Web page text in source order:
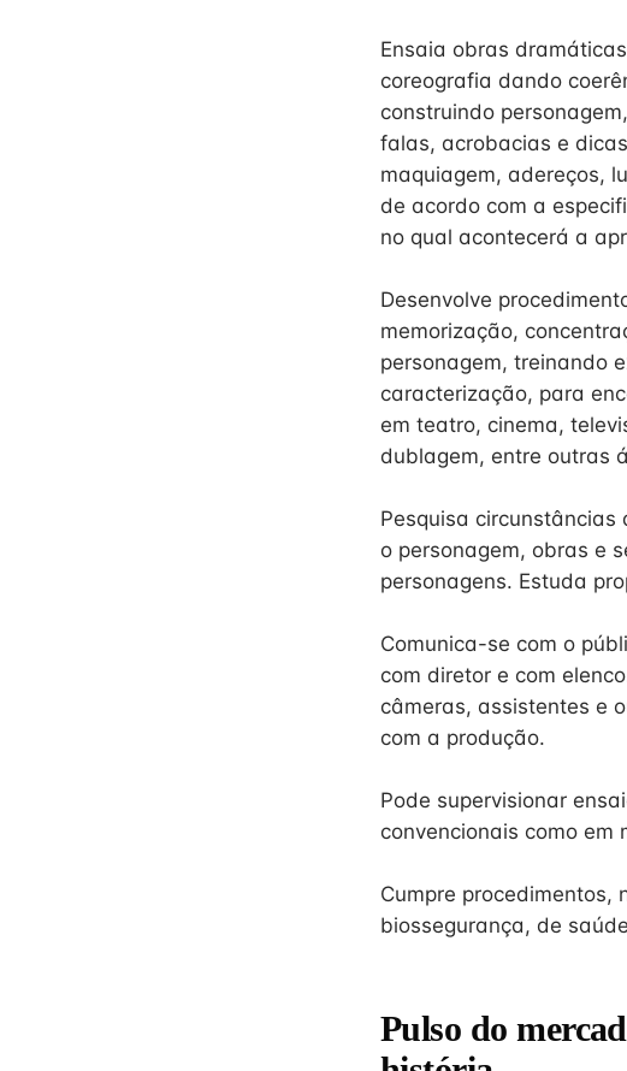
Ensaia obras
coreografia dando
construindo
falas, acrobacias e
maquiagem, adereços,
de acordo com a
no qual acontecerá a
Desenvolve
memorização,
personagem, treinando
caracterização, para
em teatro, cinema,
dublagem, entre outras
Pesquisa circunstâncias
o personagem, obras e
personagens. Estuda
Comunica-se com o
com diretor e com
câmeras, assistentes e
com a produção.
Pode supervisionar
convencionais como em
Cumpre procedimentos,
biossegurança, de
Pulso do